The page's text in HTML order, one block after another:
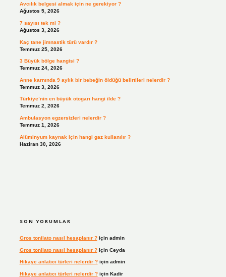
Avcılık belgesi almak için ne gerekiyor ?
Ağustos 5, 2026
7 sayısı tek mi ?
Ağustos 3, 2026
Kaç tane jimnastik türü vardır ?
Temmuz 25, 2026
3 Büyük bölge hangisi ?
Temmuz 24, 2026
Anne karnında 9 aylık bir bebeğin öldüğü belirtileri nelerdir ?
Temmuz 3, 2026
Türkiye’nin en büyük otogarı hangi ilde ?
Temmuz 2, 2026
Ambulasyon egzersizleri nelerdir ?
Temmuz 1, 2026
Alüminyum kaynak için hangi gaz kullanılır ?
Haziran 30, 2026
SON YORUMLAR
Gros tonilato nasıl hesaplanır ?için admin
Gros tonilato nasıl hesaplanır ?için Ceyda
Hikaye anlatıcı türleri nelerdir ?için admin
Hikaye anlatıcı türleri nelerdir ?için Kadir